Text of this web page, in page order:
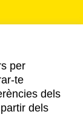
per
te
dels
dels